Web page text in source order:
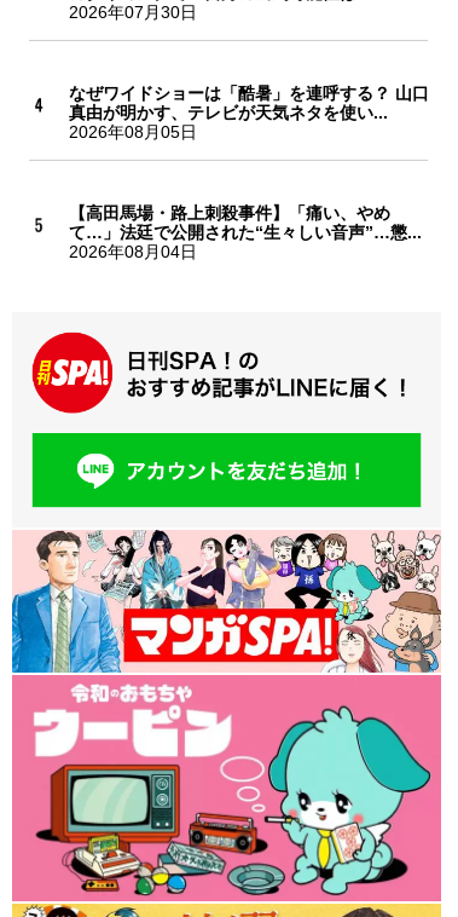
2026年07月30日
なぜワイドショーは「酷暑」を連呼する？ 山口
真由が明かす、テレビが天気ネタを使い...
2026年08月05日
【高田馬場・路上刺殺事件】「痛い、やめ
て…」法廷で公開された“生々しい音声”…懲...
2026年08月04日